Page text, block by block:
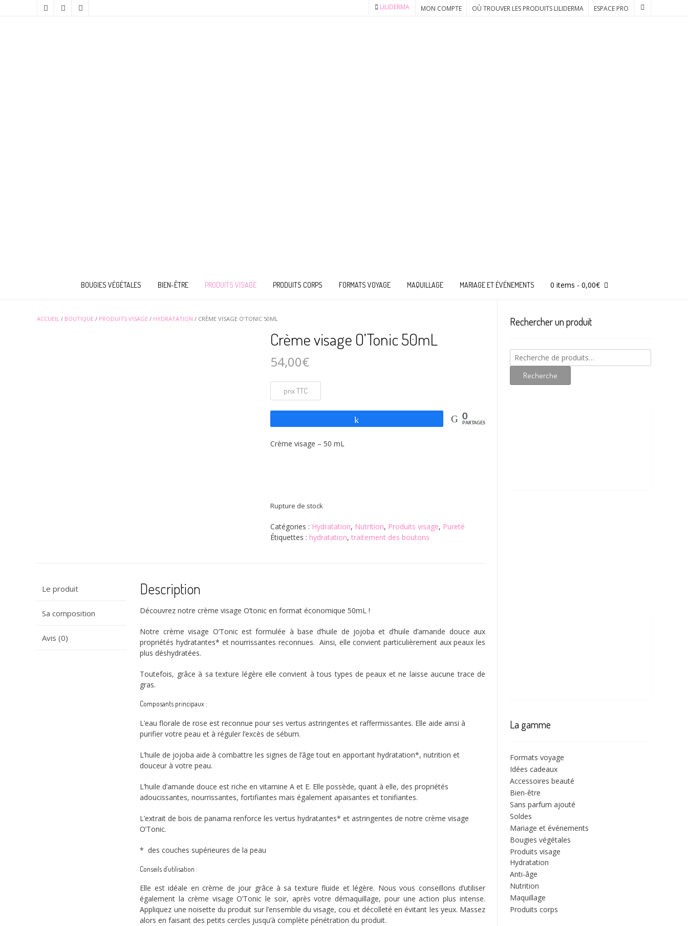
MON COMPTE OÙ TROUVER LES PRODUITS LILIDERMA ESPACE PRO
LILIDERMA
BOUGIES VÉGÉTALES BIEN-ÊTRE PRODUITS VISAGE PRODUITS CORPS FORMATS VOYAGE MAQUILLAGE MARIAGE ET ÉVÉNEMENTS 0 items - 0,00€
ACCUEIL / BOUTIQUE / PRODUITS VISAGE / HYDRATATION / CRÈME VISAGE O’TONIC 50ML
Crème visage O’Tonic 50mL
54,00€
0
PARTAGES
Crème visage – 50 mL
Rupture de stock
Catégories : Hydratation, Nutrition, Produits visage, Pureté
Étiquettes : hydratation, traitement des boutons
Le produit
Sa composition
Avis (0)
Description
Découvrez notre crème visage O’tonic en format économique 50mL !
Notre crème visage O’Tonic est formulée à base d’huile de jojoba et d’huile d’amande douce aux
propriétés hydratantes* et nourrissantes reconnues. Ainsi, elle convient particulièrement aux peaux les
plus déshydratées.
Toutefois, grâce à sa texture légère elle convient à tous types de peaux et ne laisse aucune trace de
gras.
Composants principaux :
L’eau florale de rose est reconnue pour ses vertus astringentes et raffermissantes. Elle aide ainsi à
purifier votre peau et à réguler l’excès de sébum.
L’huile de jojoba aide à combattre les signes de l’âge tout en apportant hydratation*, nutrition et
douceur à votre peau.
L’huile d’amande douce est riche en vitamine A et E. Elle possède, quant à elle, des propriétés
adoucissantes, nourrissantes, fortifiantes mais également apaisantes et tonifiantes.
L’extrait de bois de panama renforce les vertus hydratantes* et astringentes de notre crème visage
O’Tonic.
* des couches supérieures de la peau
Conseils d’utilisation :
Elle est idéale en crème de jour grâce à sa texture fluide et légère. Nous vous conseillons d’utiliser
également la crème visage O’Tonic le soir, après votre démaquillage, pour une action plus intense.
Appliquez une noisette du produit sur l’ensemble du visage, cou et décolleté en évitant les yeux. Massez
alors en faisant des petits cercles jusqu’à complète pénétration du produit.
Rechercher un produit
Recherche
pour :
Recherche
La gamme
Formats voyage
Idées cadeaux
Accessoires beauté
Bien-être
Sans parfum ajouté
Soldes
Mariage et événements
Bougies végétales
Produits visage
Hydratation
Anti-âge
Nutrition
Maquillage
Produits corps